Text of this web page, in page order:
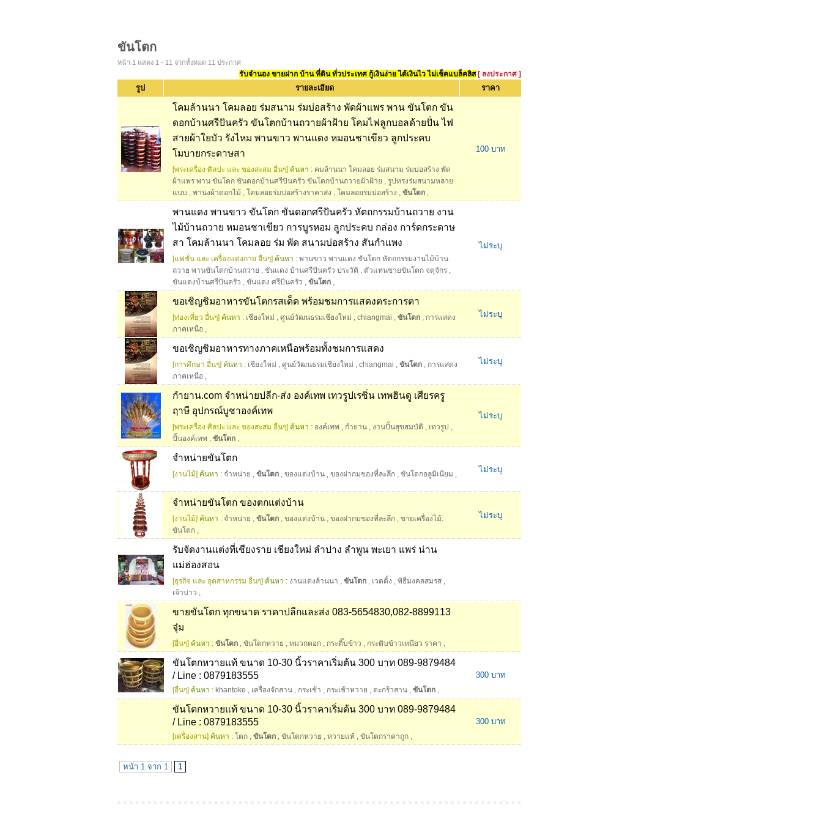
ขันโตก
หน้า 1 แสดง 1 - 11 จากทั้งหมด 11 ประกาศ
รับจำนอง ขายฝาก บ้าน ที่ดิน ทั่วประเทศ กู้เงินง่าย ได้เงินไว ไม่เช็คแบล็คลิส [ ลงประกาศ ]
รูป รายละเอียด ราคา
โคมล้านนา โคมลอย ร่มสนาม ร่มบ่อสร้าง พัดผ้าแพร พาน ขันโตก ขัน
ดอกบ้านศรีปันครัว ขันโตกบ้านถวายผ้าฝ้าย โคมไฟลูกบอลด้ายปั่น ไฟ
สายผ้าใยบัว รังไหม พานขาว พานแดง หมอนชาเขียว ลูกประคบ
โมบายกระดาษสา
[พระเครื่อง ศิลปะ และ ของสะสม อื่นๆ] ค้นหา : คมล้านนา โคมลอย ร่มสนาม ร่มบ่อสร้าง พัด
ผ้าแพร พาน ขันโตก ขันดอกบ้านศรีปันครัว ขันโตกบ้านถวายผ้าฝ้าย , รูปทรงร่มสนามหลาย
แบบ , พานงผ้าดอกไม้ , โคมลอยร่มบ่อสร้างราคาส่ง , โคมลอยร่มบ่อสร้าง , ขันโตก ,
100 บาท
พานแดง พานขาว ขันโตก ขันดอกศรีปันครัว หัตถกรรมบ้านถวาย งาน
ไม้บ้านถวาย หมอนชาเขียว การบูรหอม ลูกประคบ กล่อง การ์ดกระดาษ
สา โคมล้านนา โคมลอย ร่ม พัด สนามบ่อสร้าง สันกำแพง
[แฟชั่น และ เครื่องแต่งกาย อื่นๆ] ค้นหา : พานขาว พานแดง ขันโตก หัตถกรรมงานไม้บ้าน
ถวาย พานขันโตกบ้านถวาย , ขันแดง บ้านศรีปันครัว ประวัติ , ตัวแทนขายขันโตก จตุจักร ,
ขันแดงบ้านศรีปันครัว , ขันแดง ศรีปันครัว , ขันโตก ,
ไม่ระบุ
ขอเชิญชิมอาหารขันโตกรสเด็ด พร้อมชมการแสดงตระการตา
[ท่องเที่ยว อื่นๆ] ค้นหา : เชียงใหม่ , ศูนย์วัฒนธรมเชียงใหม่ , chiangmai , ขันโตก , การแสดง
ภาคเหนือ ,
ไม่ระบุ
ขอเชิญชิมอาหารทางภาคเหนือพร้อมทั้งชมการแสดง
[การศึกษา อื่นๆ] ค้นหา : เชียงใหม่ , ศูนย์วัฒนธรมเชียงใหม่ , chiangmai , ขันโตก , การแสดง
ภาคเหนือ ,
ไม่ระบุ
กำยาน.com จำหน่ายปลีก-ส่ง องค์เทพ เทวรูปเรซิ่น เทพฮินดู เศียรครู
ฤาษี อุปกรณ์บูชาองค์เทพ
[พระเครื่อง ศิลปะ และ ของสะสม อื่นๆ] ค้นหา : องค์เทพ , กำยาน , งานปั้นสุขสมบัติ , เทวรูป ,
ปั้นองค์เทพ , ขันโตก ,
ไม่ระบุ
จำหน่ายขันโตก
[งานไม้] ค้นหา : จำหน่าย , ขันโตก , ของแต่งบ้าน , ของฝากมของที่ละลึก , ขันโตกอลูมิเนียม , ไม่ระบุ
จำหน่ายขันโตก ของตกแต่งบ้าน
[งานไม้] ค้นหา : จำหน่าย , ขันโตก , ของแต่งบ้าน , ของฝากมของที่ละลึก , ขายเครื่องไม้.
ขันโตก ,
ไม่ระบุ
รับจัดงานแต่งที่เชียงราย เชียงใหม่ ลำปาง ลำพูน พะเยา แพร่ น่าน
แม่ฮ่องสอน
[ธุรกิจ และ อุตสาหกรรม อื่นๆ] ค้นหา : งานแต่งล้านนา , ขันโตก , เวดดิ้ง , พิธีมงคลสมรส ,
เจ้าบ่าว ,
ขายขันโตก ทุกขนาด ราคาปลีกและส่ง 083-5654830,082-8899113
จุ๋ม
[อื่นๆ] ค้นหา : ขันโตก , ขันโตกหวาย , หมวกตอก , กระติ๊บข้าว , กระติบข้าวเหนียว ราคา ,
ขันโตกหวายแท้ ขนาด 10-30 นิ้วราคาเริ่มต้น 300 บาท 089-9879484
/ Line : 0879183555
[อื่นๆ] ค้นหา : khantoke , เครื่องจักสาน , กระเช้า , กระเช้าหวาย , ตะกร้าสาน , ขันโตก ,
300 บาท
ขันโตกหวายแท้ ขนาด 10-30 นิ้วราคาเริ่มต้น 300 บาท 089-9879484
/ Line : 0879183555
[เครื่องสาน] ค้นหา : โตก , ขันโตก , ขันโตกหวาย , หวายแท้ , ขันโตกราคาถูก ,
300 บาท
หน้า 1 จาก 1 1